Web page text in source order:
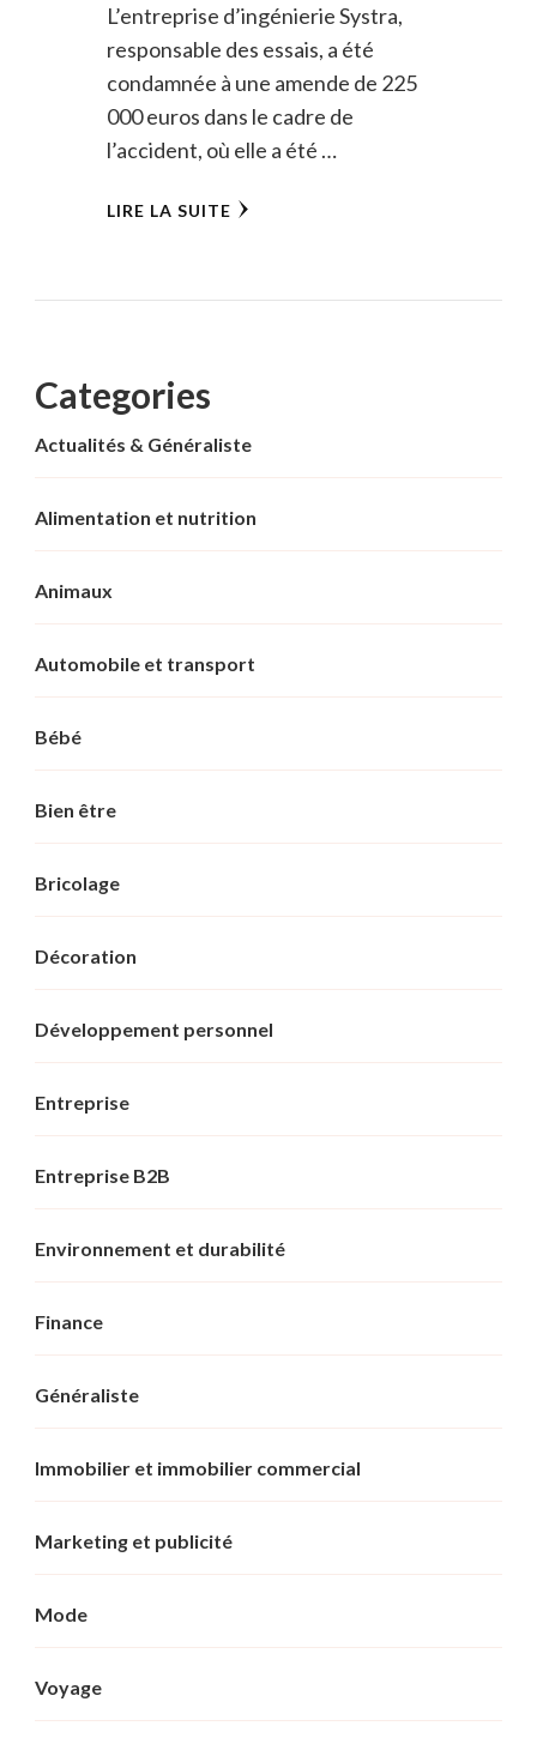
L’entreprise d’ingénierie Systra,
responsable des essais, a été
condamnée à une amende de 225
000 euros dans le cadre de
l’accident, où elle a été …
LIRE LA SUITE
Categories
Actualités & Généraliste
Alimentation et nutrition
Animaux
Automobile et transport
Bébé
Bien être
Bricolage
Décoration
Développement personnel
Entreprise
Entreprise B2B
Environnement et durabilité
Finance
Généraliste
Immobilier et immobilier commercial
Marketing et publicité
Mode
Voyage